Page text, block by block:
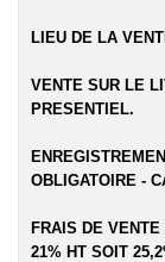
LIEU DE LA
VENTE SUR LE
PRESENTIEL.
OBLIGATOIRE -
FRAIS DE VENTE
21% HT SOIT